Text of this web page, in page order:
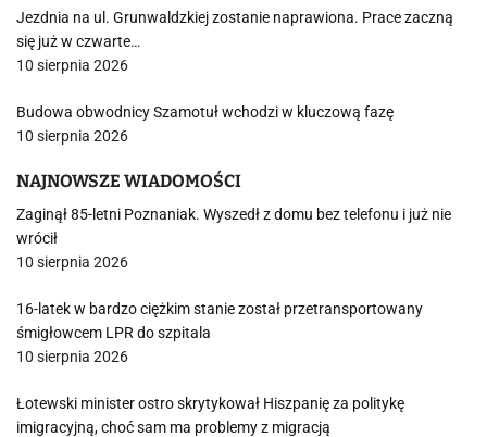
Jezdnia na ul. Grunwaldzkiej zostanie naprawiona. Prace zaczną
się już w czwarte…
10 sierpnia 2026
Budowa obwodnicy Szamotuł wchodzi w kluczową fazę
10 sierpnia 2026
NAJNOWSZE WIADOMOŚCI
Zaginął 85-letni Poznaniak. Wyszedł z domu bez telefonu i już nie
wrócił
10 sierpnia 2026
16-latek w bardzo ciężkim stanie został przetransportowany
śmigłowcem LPR do szpitala
10 sierpnia 2026
Łotewski minister ostro skrytykował Hiszpanię za politykę
imigracyjną, choć sam ma problemy z migracją